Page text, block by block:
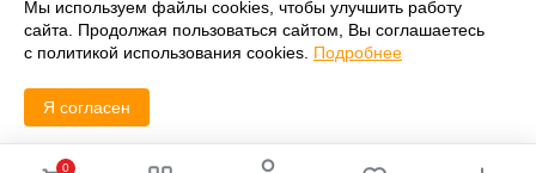
© 2009-2026 – ООО «Роллгео»
0
Мы используем файлы cookies, чтобы улучшить работу
сайта. Продолжая пользоваться сайтом, Вы соглашаетесь
с политикой использования cookies. Подробнее
Я согласен